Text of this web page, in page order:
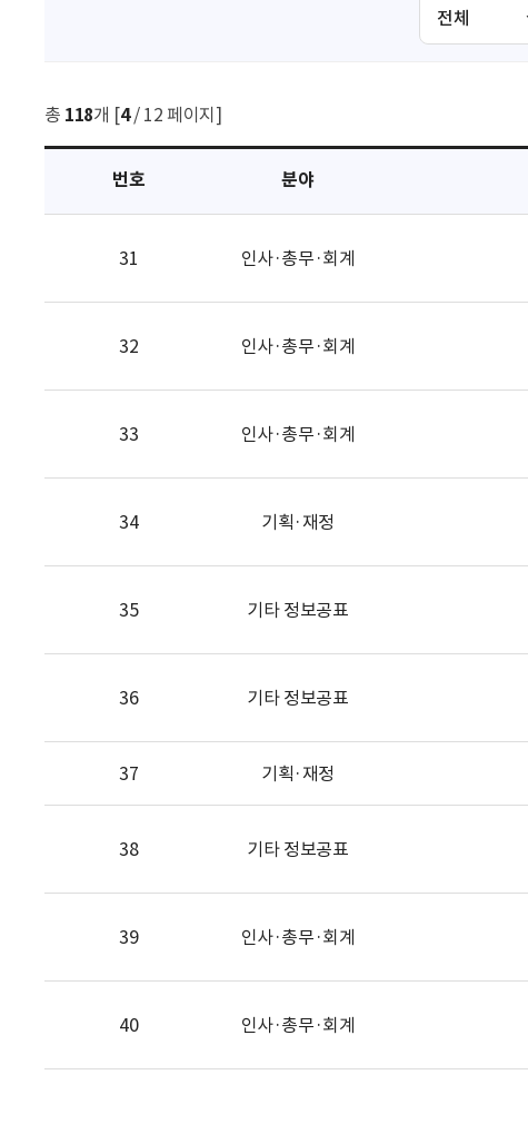
총 118개 [4/ 12 페이지]
번호 분야
31 인사·총무·회계
32 인사·총무·회계
33 인사·총무·회계
34 기획·재정
35 기타 정보공표
36 기타 정보공표
37 기획·재정
38 기타 정보공표
39 인사·총무·회계
40 인사·총무·회계